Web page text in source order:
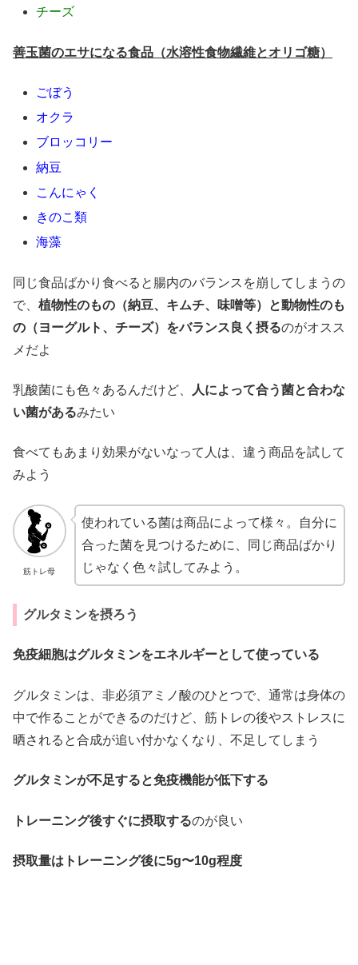
チーズ
善玉菌のエサになる食品（水溶性食物繊維とオリゴ糖）
ごぼう
オクラ
ブロッコリー
納豆
こんにゃく
きのこ類
海藻
同じ食品ばかり食べると腸内のバランスを崩してしまうの
で、 植物性のもの（納豆、キムチ、味噌等）と動物性のも
の（ヨーグルト、チーズ）をバランス良く摂るのがオスス
メだよ
乳酸菌にも色々あるんだけど、
人によって合う菌と合わな
い菌があるみたい
食べてもあまり効果がないなって人は、違う商品を試して
みよう
筋トレ母
使われている菌は商品によって様々。自分に
合った菌を見つけるために、同じ商品ばかり
じゃなく色々試してみよう。
グルタミンを摂ろう
免疫細胞はグルタミンをエネルギーとして使っている
グルタミンは、非必須アミノ酸のひとつで、通常は身体の
中で作ることができるのだけど、筋トレの後やストレスに
晒されると合成が追い付かなくなり、不足してしまう
グルタミンが不足すると免疫機能が低下する
トレーニング後すぐに摂取するのが良い
摂取量はトレーニング後に5g〜10g程度